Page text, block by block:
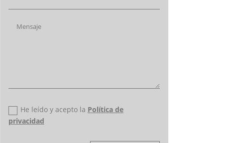
He leído y acepto la Política de
privacidad